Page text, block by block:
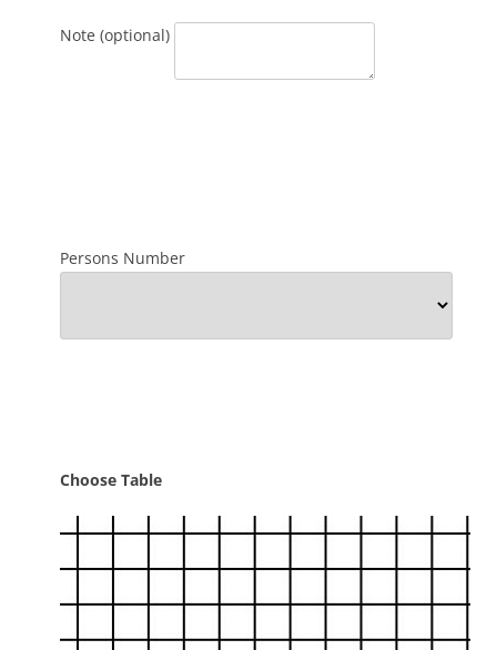
Note (optional)
Persons Number
Choose Table